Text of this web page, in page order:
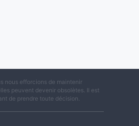
nous efforcions de maintenir
peuvent devenir obsolètes. Il est
de prendre toute décision.